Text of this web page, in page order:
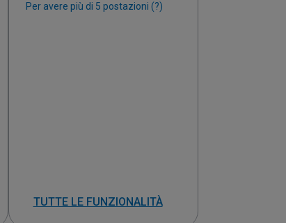
Per avere più di 5 postazioni (?)
TUTTE LE FUNZIONALITÀ